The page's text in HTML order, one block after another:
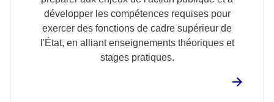
développer les compétences requises pour
exercer des fonctions de cadre supérieur de
l'État, en alliant enseignements théoriques et
stages pratiques.